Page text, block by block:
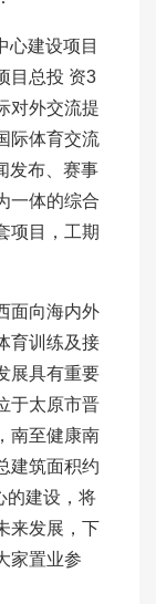
心建设项目
目总投 资3
对外交流提
际体育交流
发布、赛事
一体的综合
项目，工期
面向海内外
育训练及接
展具有重要
于太原市晋
南至健康南
建筑面积约
的建设，将
来发展，下
家置业参